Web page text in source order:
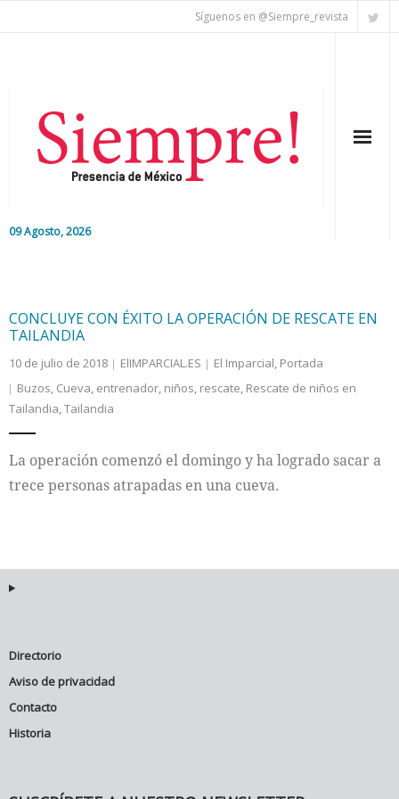
Síguenos en @Siempre_revista
09 Agosto, 2026
Colaboradores
Cultura
CONCLUYE CON ÉXITO LA OPERACIÓN DE RESCATE EN
TAILANDIA
10 de julio de 2018 ElIMPARCIAL.ES El Imparcial, Portada
Buzos, Cueva, entrenador, niños, rescate, Rescate de niños en
Tailandia,Tailandia
La operación comenzó el domingo y ha logrado sacar a
trece personas atrapadas en una cueva.
Directorio
Aviso de privacidad
Contacto
Historia